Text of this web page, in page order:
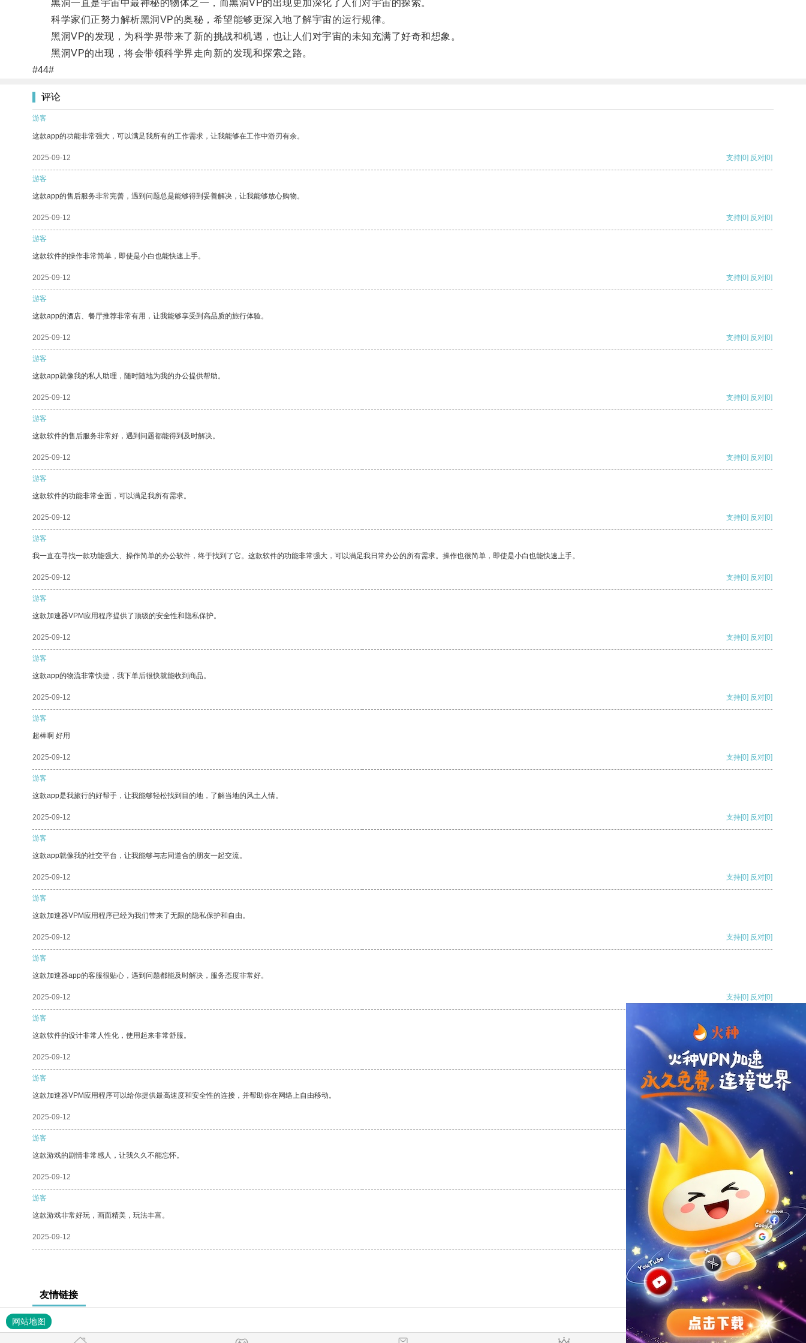
黑洞一直是宇宙中最神秘的物体之一，而黑洞VP的出现更加深化了人们对宇宙的探索。
科学家们正努力解析黑洞VP的奥秘，希望能够更深入地了解宇宙的运行规律。
黑洞VP的发现，为科学界带来了新的挑战和机遇，也让人们对宇宙的未知充满了好奇和想象。
黑洞VP的出现，将会带领科学界走向新的发现和探索之路。
#44#
评论
游客
这款app的功能非常强大，可以满足我所有的工作需求，让我能够在工作中游刃有余。
2025-09-12 支持[0] 反对[0]
游客
这款app的售后服务非常完善，遇到问题总是能够得到妥善解决，让我能够放心购物。
2025-09-12 支持[0] 反对[0]
游客
这款软件的操作非常简单，即使是小白也能快速上手。
2025-09-12 支持[0] 反对[0]
游客
这款app的酒店、餐厅推荐非常有用，让我能够享受到高品质的旅行体验。
2025-09-12 支持[0] 反对[0]
游客
这款app就像我的私人助理，随时随地为我的办公提供帮助。
2025-09-12 支持[0] 反对[0]
游客
这款软件的售后服务非常好，遇到问题都能得到及时解决。
2025-09-12 支持[0] 反对[0]
游客
这款软件的功能非常全面，可以满足我所有需求。
2025-09-12 支持[0] 反对[0]
游客
我一直在寻找一款功能强大、操作简单的办公软件，终于找到了它。这款软件的功能非常强大，可以满足我日常办公的所有需求。操作也很简单，即使是小白也能快速上手。
2025-09-12 支持[0] 反对[0]
游客
这款加速器VPM应用程序提供了顶级的安全性和隐私保护。
2025-09-12 支持[0] 反对[0]
游客
这款app的物流非常快捷，我下单后很快就能收到商品。
2025-09-12 支持[0] 反对[0]
游客
超棒啊 好用
2025-09-12 支持[0] 反对[0]
游客
这款app是我旅行的好帮手，让我能够轻松找到目的地，了解当地的风土人情。
2025-09-12 支持[0] 反对[0]
游客
这款app就像我的社交平台，让我能够与志同道合的朋友一起交流。
2025-09-12 支持[0] 反对[0]
游客
这款加速器VPM应用程序已经为我们带来了无限的隐私保护和自由。
2025-09-12 支持[0] 反对[0]
游客
这款加速器app的客服很贴心，遇到问题都能及时解决，服务态度非常好。
2025-09-12 支持[0] 反对[0]
游客
这款软件的设计非常人性化，使用起来非常舒服。
2025-09-12 支持[0] 反对
游客
这款加速器VPM应用程序可以给你提供最高速度和安全性的连接，并帮助你在网络上自由移动。
2025-09-12 支持
游客
这款游戏的剧情非常感人，让我久久不能忘怀。
2025-09-12 反对 [0]
游客
这款游戏非常好玩，画面精美，玩法丰富。
2025-09-12 支持[0] 反对[0]
友情链接
网站地图